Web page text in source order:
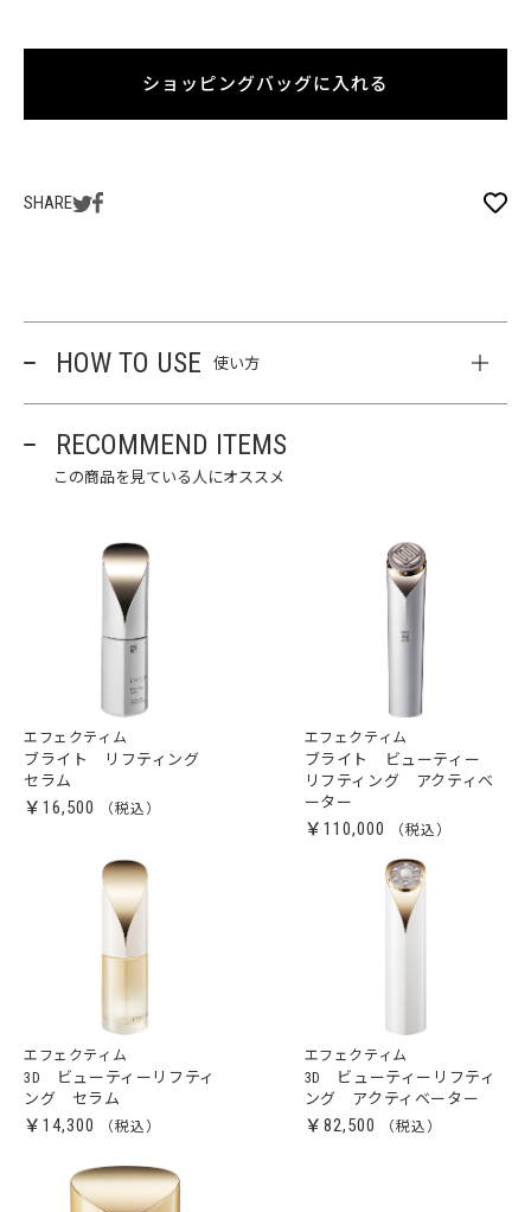
ショッピングバッグに入れる
SHARE
HOW TO USE 使い方
RECOMMEND ITEMS
この商品を見ている人にオススメ
エフェクティム
ブライト リフティング
セラム
￥16,500
エフェクティム
ブライト ビューティー
リフティング アクティベ
ーター
￥110,000
エフェクティム
3D ビューティーリフティ
ング セラム
￥14,300
エフェクティム
3D ビューティーリフティ
ング アクティベーター
￥82,500